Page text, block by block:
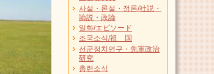
사설・론설・정론/社説・
論説・政論
일화/エピソード
조국소식/祖 国
선군정치연구・先軍政治
研究
총련소식